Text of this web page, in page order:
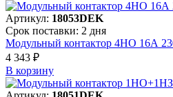
Артикул: 18053DEK
Срок поставки: 2 дня
Модульный контактор 4НО 16А
4 343 ₽
В корзинy